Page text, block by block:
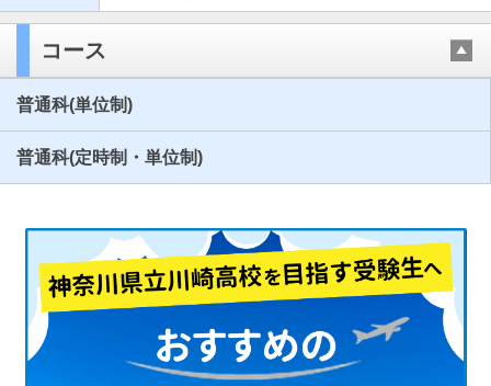
神奈川県立川崎高等学校
ブックマークした学校
ブックマークした学校はありません
コース
普通科(単位制)
普通科(定時制・単位制)